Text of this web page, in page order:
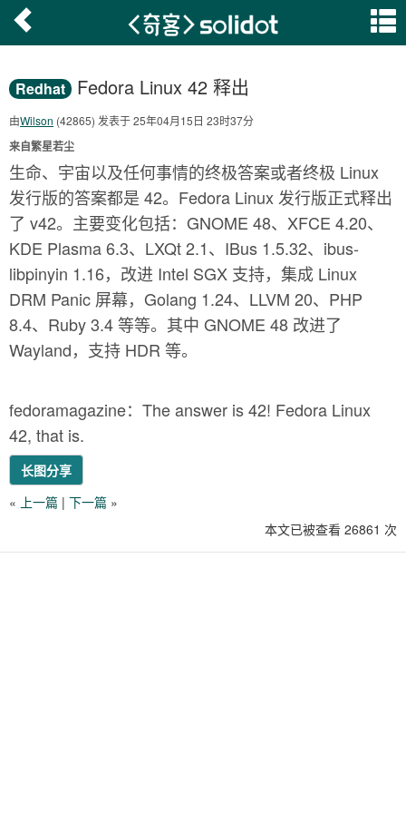
Redhat Fedora Linux 42 释出
由Wilson (42865) 发表于 25年04月15日 23时37分
来自繁星若尘
生命、宇宙以及任何事情的终极答案或者终极 Linux
发行版的答案都是 42。Fedora Linux 发行版正式释出
了 v42。主要变化包括：GNOME 48、XFCE 4.20、
KDE Plasma 6.3、LXQt 2.1、IBus 1.5.32、ibus-
libpinyin 1.16，改进 Intel SGX 支持，集成 Linux
DRM Panic 屏幕，Golang 1.24、LLVM 20、PHP
8.4、Ruby 3.4 等等。其中 GNOME 48 改进了
Wayland，支持 HDR 等。
fedoramagazine：The answer is 42! Fedora Linux
42, that is.
长图分享
« 上一篇 | 下一篇 »
本文已被查看 26861 次